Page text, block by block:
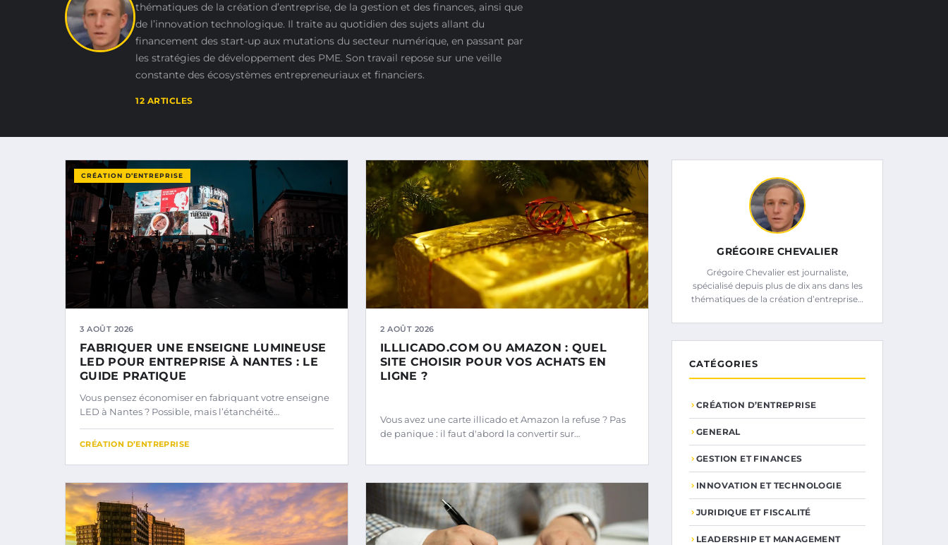
thématiques de la création d’entreprise, de la gestion et des finances, ainsi que
de l’innovation technologique. Il traite au quotidien des sujets allant du
financement des start-up aux mutations du secteur numérique, en passant par
les stratégies de développement des PME. Son travail repose sur une veille
constante des écosystèmes entrepreneuriaux et financiers.
12 ARTICLES
CRÉATION D’ENTREPRISE
3 AOÛT 2026
FABRIQUER UNE ENSEIGNE LUMINEUSE
LED POUR ENTREPRISE À NANTES : LE
GUIDE PRATIQUE
Vous pensez économiser en fabriquant votre enseigne
LED à Nantes ? Possible, mais l’étanchéité…
CRÉATION D’ENTREPRISE
2 AOÛT 2026
ILLLICADO.COM OU AMAZON : QUEL
SITE CHOISIR POUR VOS ACHATS EN
LIGNE ?
Vous avez une carte illicado et Amazon la refuse ? Pas
de panique : il faut d'abord la convertir sur…
GRÉGOIRE CHEVALIER
Grégoire Chevalier est journaliste,
spécialisé depuis plus de dix ans dans les
thématiques de la création d’entreprise…
CATÉGORIES
CRÉATION D’ENTREPRISE
GENERAL
GESTION ET FINANCES
INNOVATION ET TECHNOLOGIE
JURIDIQUE ET FISCALITÉ
LEADERSHIP ET MANAGEMENT